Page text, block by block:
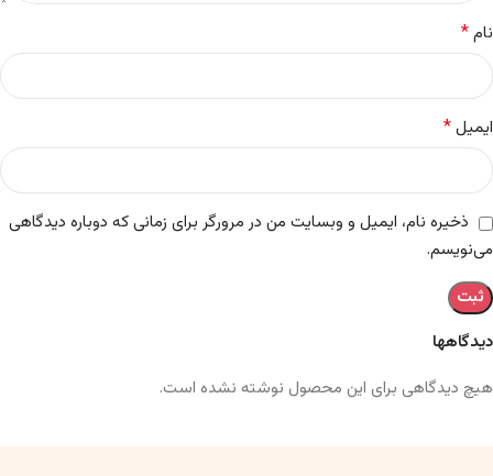
دیدگاهها
هیچ دیدگاهی برای این محصول نوشته نشده است.
نام*
ایمیل*
ذخیره نام، ایمیل و وبسایت من در مرورگر برای زمانی که دوباره دیدگاهی
می‌نویسم.